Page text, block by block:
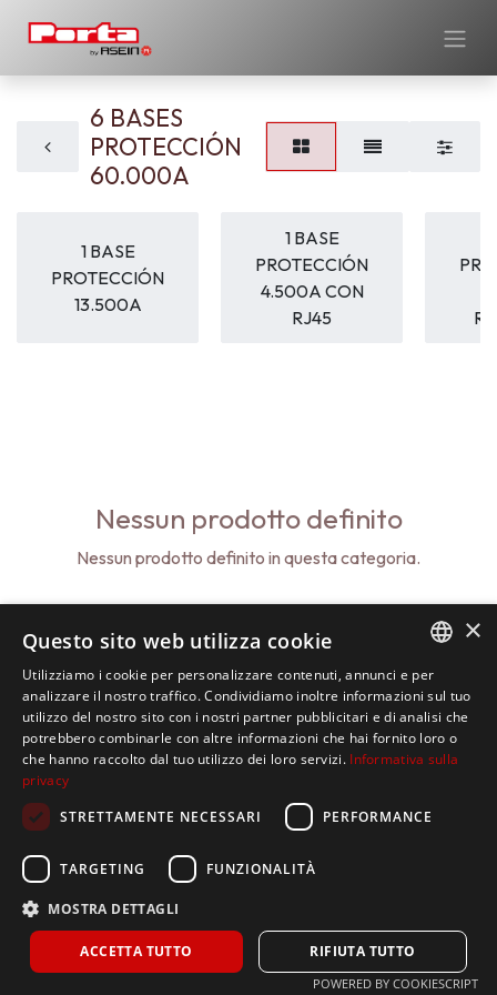
6 BASES
PROTECCIÓN
60.000A
1 BASE
PROTECCIÓN
13.500A
1 BASE
PROTECCIÓN
4.500A CON
RJ45
Nessun prodotto definito
Nessun prodotto definito in questa categoria.
ITALIAN
SPANISH
ENGLISH
×
Questo sito web utilizza cookie
Utilizziamo i cookie per personalizzare contenuti, annunci e per
analizzare il nostro traffico. Condividiamo inoltre informazioni sul tuo
utilizzo del nostro sito con i nostri partner pubblicitari e di analisi che
potrebbero combinarle con altre informazioni che hai fornito loro o
che hanno raccolto dal tuo utilizzo dei loro servizi. Informativa sulla
privacy
STRETTAMENTE NECESSARI
PERFORMANCE
TARGETING FUNZIONALITÀ
MOSTRA DETTAGLI
ACCETTA TUTTO RIFIUTA TUTTO
POWERED BY COOKIESCRIPT